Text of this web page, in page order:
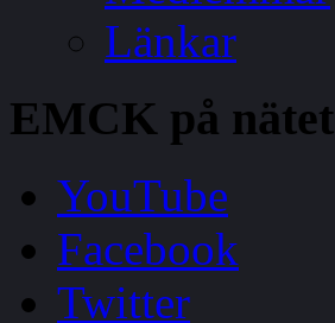
Länkar
EMCK på nätet
YouTube
Facebook
Twitter